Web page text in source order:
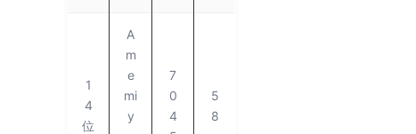
1
4
位
A
m
e
mi
y
7
0
4
5
8